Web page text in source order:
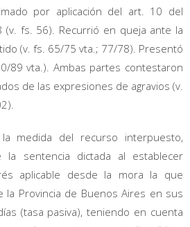
por aplicación del art. 10 del
(v. fs. 56). Recurrió en queja ante la
(v. fs. 65/75 vta.; 77/78). Presentó
89 vta.). Ambas partes contestaron
de las expresiones de agravios (v.
medida del recurso interpuesto,
la sentencia dictada al establecer
aplicable desde la mora la que
la Provincia de Buenos Aires en sus
(tasa pasiva), teniendo en cuenta